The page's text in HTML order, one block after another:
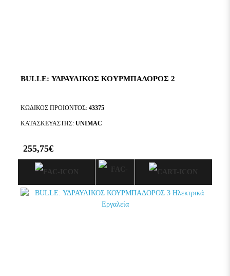
BULLE: ΥΔΡΑΥΛΙΚΟΣ ΚΟΥΡΜΠΑΔΟΡΟΣ 2
ΚΩΔΙΚΟΣ ΠΡΟΙΟΝΤΟΣ: 43375
ΚΑΤΑΣΚΕΥΑΣΤΗΣ: UNIMAC
255,75€